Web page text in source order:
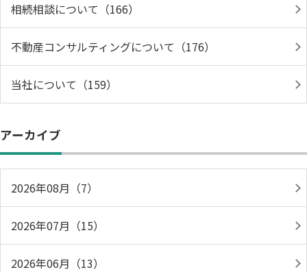
相続相談について（166）
不動産コンサルティングについて（176）
当社について（159）
アーカイブ
2026年08月（7）
2026年07月（15）
2026年06月（13）